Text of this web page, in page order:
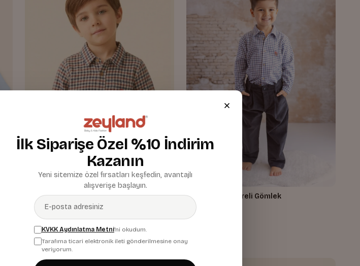
Erkek Çocuk Kareli Gömlek
Kırmızı Ekose
Erkek Çocuk Kareli Gömlek
Mavi Ekose
İlk Siparişe Özel %10 İndirim
Kazanın
Yeni sitemize özel fırsatları keşfedin, avantajlı
alışverişe başlayın.
KVKK Aydınlatma Metni'ni okudum.
Tarafıma ticari elektronik ileti gönderilmesine onay
veriyorum.